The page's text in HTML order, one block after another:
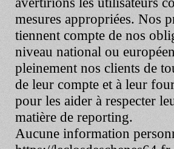
mesures appropriées. Nos
tiennent compte de nos
niveau national ou
pleinement nos clients de
de leur compte et à leur
pour les aider à respecter
matière de reporting.
Aucune information